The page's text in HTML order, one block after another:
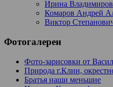
Ирина
Комаров Андрей
Виктор
Фотогалереи
Фото-зарисовки от
Природа г.Клин,
Братья наши меньшие